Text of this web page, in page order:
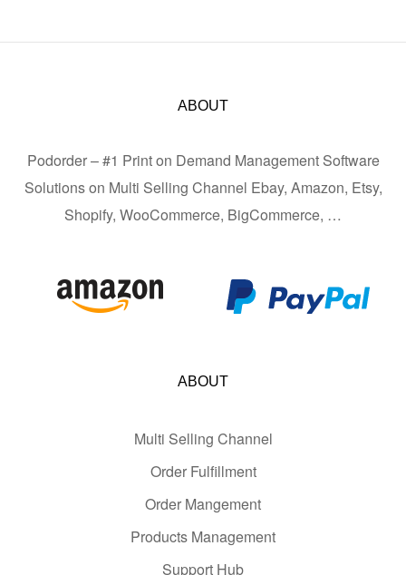
ABOUT
Podorder – #1 Print on Demand Management Software
Solutions on Multi Selling Channel Ebay, Amazon, Etsy,
Shopify, WooCommerce, BigCommerce, …
ABOUT
Multi Selling Channel
Order Fulfillment
Order Mangement
Products Management
Support Hub